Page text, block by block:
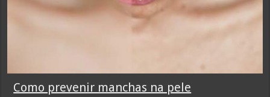
Como prevenir manchas na pele